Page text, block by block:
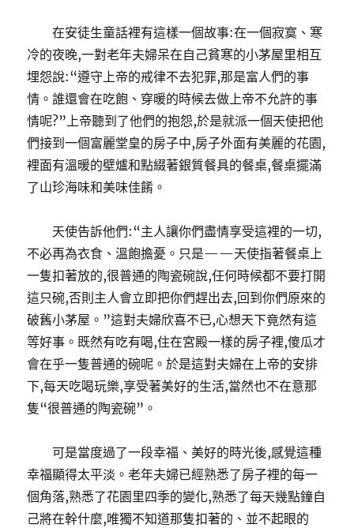
在安徒生童話裡有這樣一個故事:在一個寂寞、寒
冷的夜晚,一對老年夫婦呆在自己貧寒的小茅屋里相互
埋怨說:“遵守上帝的戒律不去犯罪,那是富人們的事
情。誰還會在吃飽、穿暖的時候去做上帝不允許的事
情呢?”上帝聽到了他們的抱怨,於是就派一個天使把他
們接到一個富麗堂皇的房子中,房子外面有美麗的花園,
裡面有溫暖的壁爐和點綴著銀質餐具的餐桌,餐桌擺滿
了山珍海味和美味佳餚。
天使告訴他們:“主人讓你們盡情享受這裡的一切,
不必再為衣食、溫飽擔憂。只是——天使指著餐桌上
一隻扣著放的,很普通的陶瓷碗說,任何時候都不要打開
這只碗,否則主人會立即把你們趕出去,回到你們原來的
破舊小茅屋。”這對夫婦欣喜不已,心想天下竟然有這
等好事。既然有吃有喝,住在宮殿一樣的房子裡,傻瓜才
會在乎一隻普通的碗呢。於是這對夫婦在上帝的安排
下,每天吃喝玩樂,享受著美好的生活,當然也不在意那
隻“很普通的陶瓷碗”。
可是當度過了一段幸福、美好的時光後,感覺這種
幸福顯得太平淡。老年夫婦已經熟悉了房子裡的每一
個角落,熟悉了花園里四季的變化,熟悉了每天幾點鐘自
己將在幹什麼,唯獨不知道那隻扣著的、並不起眼的